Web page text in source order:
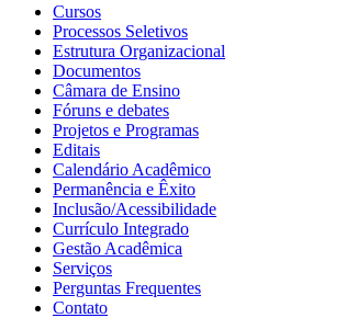
Cursos
Processos Seletivos
Estrutura Organizacional
Documentos
Câmara de Ensino
Fóruns e debates
Projetos e Programas
Editais
Calendário Acadêmico
Permanência e Êxito
Inclusão/Acessibilidade
Currículo Integrado
Gestão Acadêmica
Serviços
Perguntas Frequentes
Contato